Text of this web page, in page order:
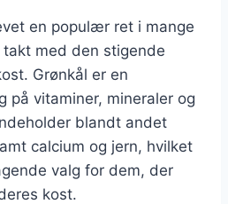
en populær ret i mange
med den stigende
Grønkål er en
på vitaminer, mineraler og
blandt andet
calcium og jern, hvilket
valg for dem, der
kost.